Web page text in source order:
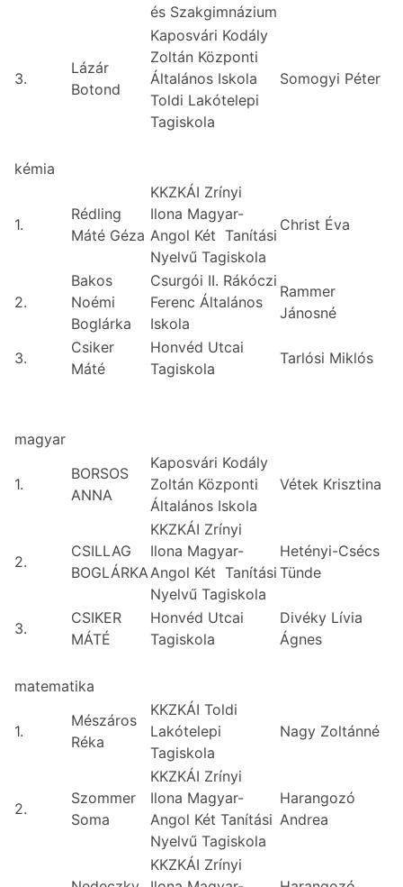
és Szakgimnázium
3.
Lázár
Botond
Kaposvári Kodály
Zoltán Központi
Általános Iskola
Toldi Lakótelepi
Tagiskola
Somogyi Péter
kémia
1.
Rédling
Máté Géza
KKZKÁI Zrínyi
Ilona Magyar-
Angol Két Tanítási
Nyelvű Tagiskola
Christ Éva
2.
Bakos
Noémi
Boglárka
Csurgói II. Rákóczi
Ferenc Általános
Iskola
Rammer
Jánosné
3.
Csiker
Máté
Honvéd Utcai
Tagiskola
Tarlósi Miklós
magyar
1.
BORSOS
ANNA
Kaposvári Kodály
Zoltán Központi
Általános Iskola
Vétek Krisztina
2.
CSILLAG
BOGLÁRKA
KKZKÁI Zrínyi
Ilona Magyar-
Angol Két Tanítási
Nyelvű Tagiskola
Hetényi-Csécs
Tünde
3.
CSIKER
MÁTÉ
Honvéd Utcai
Tagiskola
Divéky Lívia
Ágnes
matematika
1.
Mészáros
Réka
KKZKÁI Toldi
Lakótelepi
Tagiskola
Nagy Zoltánné
2.
Szommer
Soma
KKZKÁI Zrínyi
Ilona Magyar-
Angol Két Tanítási
Nyelvű Tagiskola
Harangozó
Andrea
KKZKÁI Zrínyi